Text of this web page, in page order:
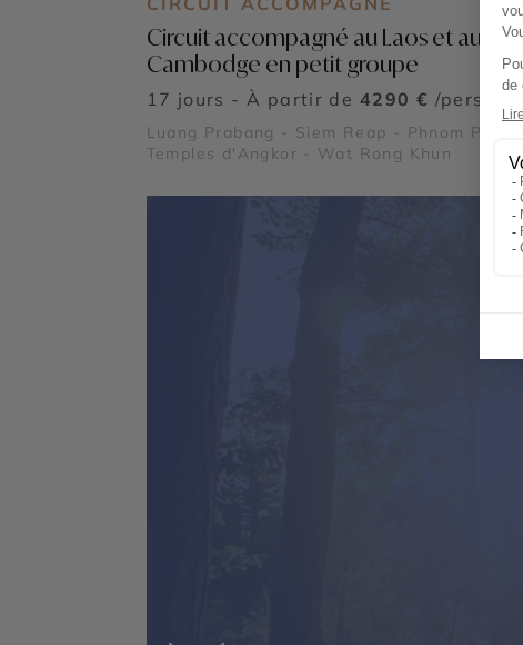
Circuit accompagné au Laos et au
Cambodge en petit groupe
17 jours - À partir de 4290 € /pers
Luang Prabang - Siem Reap - Phnom Penh -
Temples d'Angkor - Wat Rong Khun